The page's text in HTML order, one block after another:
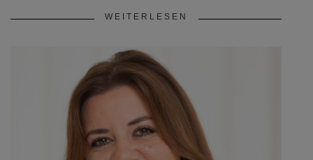
WEITERLESEN